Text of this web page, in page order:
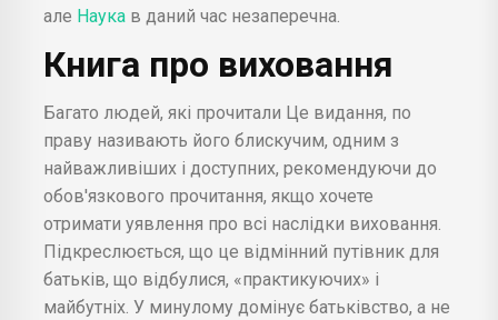
але Наука в даний час незаперечна.
Книга про виховання
Багато людей, які прочитали Це видання, по
праву називають його блискучим, одним з
найважливіших і доступних, рекомендуючи до
обов'язкового прочитання, якщо хочете
отримати уявлення про всі наслідки виховання.
Підкреслюється, що це відмінний путівник для
батьків, що відбулися, «практикуючих» і
майбутніх. У минулому домінує батьківство, а не